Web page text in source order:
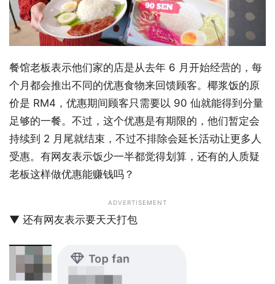
餐馆老板表示他们家的店是从去年 6 月开始经营的，每
个月都会推出不同的优惠食物来回馈顾客。椰浆饭的原
价是 RM4，优惠期间顾客只需要以 90 仙就能得到分量
足够的一餐。不过，这个优惠是有期限的，他们暂定会
持续到 2 月尾就结束，不过不排除会延长活动让更多人
受惠。有网友表示饭少一半都觉得划算，还有的人质疑
老板这样做优惠能赚钱吗？
ADVERTISEMENT
▼ 还有网友表示要天天打包